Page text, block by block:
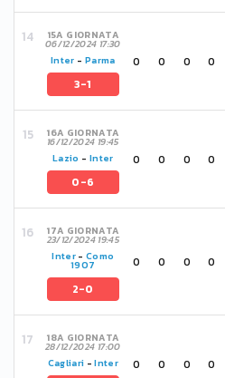
15A GIORNATA
06/12/2024 17:30
Inter - Parma
3-1
0 0 0 0
16A GIORNATA
16/12/2024 19:45
Lazio - Inter
0-6
0 0 0 0
17A GIORNATA
23/12/2024 19:45
Inter-Como
1907
2-0
0 0 0 0
18A GIORNATA
28/12/2024 17:00
Cagliari -Inter 0 0 0 0